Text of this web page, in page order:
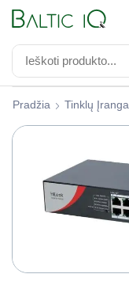
Pradžia Tinklų Įranga